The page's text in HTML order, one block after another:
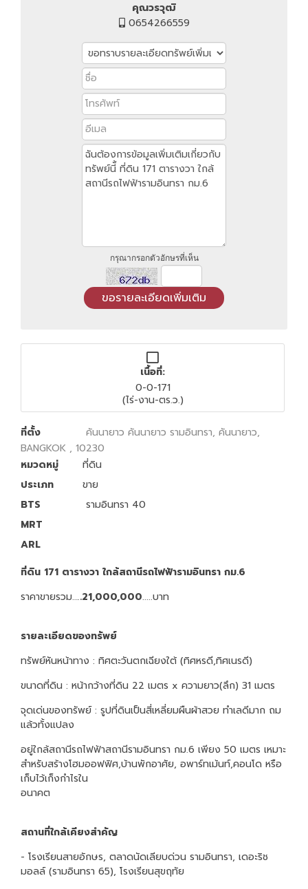
คุณวรวุฒิ
0654266559
กรุณากรอกตัวอักษรที่เห็น
เนื้อที่:
0-0-171
(ไร่-งาน-ตร.ว.)
ที่ตั้ง
คันนายาว คันนายาว รามอินทรา, คันนายาว,
BANGKOK , 10230
หมวดหมู่
ที่ดิน
ประเภท
ขาย
BTS
รามอินทรา 40
MRT
ARL
ที่ดิน 171 ตารางวา ใกล้สถานีรถไฟฟ้ารามอินทรา กม.6
ราคาขายรวม…..21,000,000.....บาท
รายละเอียดของทรัพย์
ทรัพย์หันหน้าทาง : ทิศตะวันตกเฉียงใต้ (ทิศหรดี,ทิศเนรดี)
ขนาดที่ดิน : หน้ากว้างที่ดิน 22 เมตร x ความยาว(ลึก) 31 เมตร
จุดเด่นของทรัพย์ : รูปที่ดินเป็นสี่เหลี่ยมผืนผ้าสวย ทำเลดีมาก ถม
แล้วทั้งแปลง
อยู่ใกล้สถานีรถไฟฟ้าสถานีรามอินทรา กม.6 เพียง 50 เมตร เหมาะ
สำหรับสร้างโฮมออฟฟิศ,บ้านพักอาศัย, อพาร์ทเม้นท์,คอนโด หรือ
เก็บไว้เก็งกำไรใน
อนา
สถานที่ใกล้เคียงสำคัญ
- โรงเรียนสายอักษร, ตลาดนัดเลียบด่วน รามอินทรา, เดอะริช
มอลล์ (รามอินทรา 65), โรงเรียนสุขฤทัย